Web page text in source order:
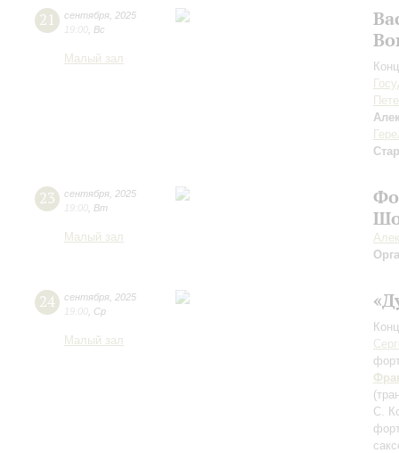
21 сентября 2025
19:00 Вс
Малый зал
23 сентября 2025
19:00 Вт
Малый зал
24 сентября 2025
19:00 Ср
Малый зал
С.